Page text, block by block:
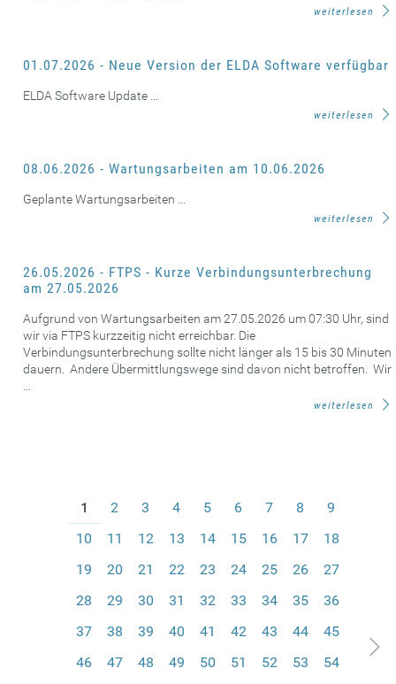
weiterlesen
01.07.2026 - Neue Version der ELDA Software verfügbar
ELDA Software Update ...
weiterlesen
08.06.2026 - Wartungsarbeiten am 10.06.2026
Geplante Wartungsarbeiten ...
weiterlesen
26.05.2026 - FTPS - Kurze Verbindungsunterbrechung
am 27.05.2026
Aufgrund von Wartungsarbeiten am 27.05.2026 um 07:30 Uhr, sind
wir via FTPS kurzzeitig nicht erreichbar. Die
Verbindungsunterbrechung sollte nicht länger als 15 bis 30 Minuten
dauern. Andere Übermittlungswege sind davon nicht betroffen. Wir
weiterlesen
1 2 3 4 5 6 7 8
9
10
11 12 13 14 15 16 17
18
19
20 21 22 23 24 25 26
27
28
29 30 31 32 33 34 35
36
37
38 39 40 41 42 43 44
45
46
47 48 49 50 51 52 53
54